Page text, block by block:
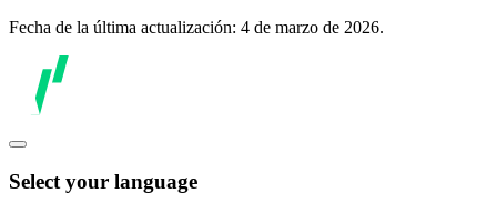
Fecha de la última actualización: 4 de marzo de 2026.
Select your language